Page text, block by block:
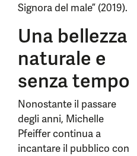
Signora del male” (2019).
Una bellezza
naturale e
senza tempo
Nonostante il passare
degli anni, Michelle
Pfeiffer continua a
incantare il pubblico con